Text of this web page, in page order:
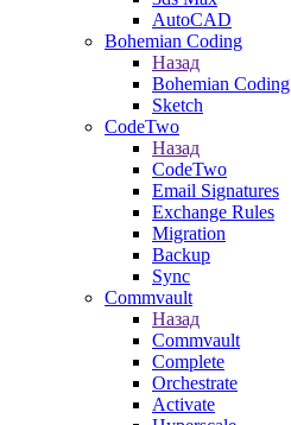
AutoCAD
Bohemian Coding
Назад
Bohemian Coding
Sketch
CodeTwo
Назад
CodeTwo
Email Signatures
Exchange Rules
Migration
Backup
Sync
Commvault
Назад
Commvault
Complete
Orchestrate
Activate